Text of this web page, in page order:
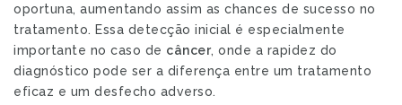
oportuna, aumentando assim as chances de sucesso no
tratamento. Essa detecção inicial é especialmente
importante no caso de câncer, onde a rapidez do
diagnóstico pode ser a diferença entre um tratamento
eficaz e um desfecho adverso.